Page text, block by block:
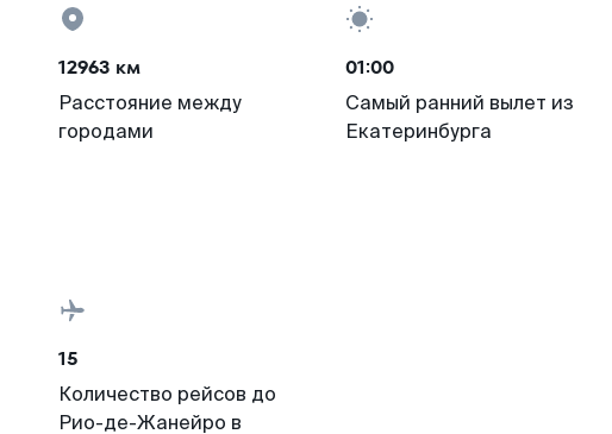
12963 км
Расстояние между
городами
01:00
Самый ранний вылет из
Екатеринбурга
15
Количество рейсов до
Рио-де-Жанейро в